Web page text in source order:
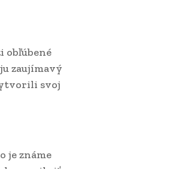
obľúbené
zaujímavý
svoj
je známe